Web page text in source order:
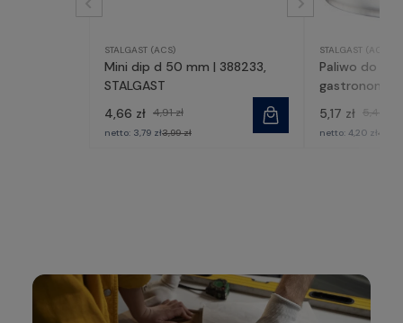
STALGAST (ACS)
Mini dip d 50 mm | 388233,
STALGAST
4,66 zł 4,91 zł
netto: 3,79 zł3,99 zł
STALGAST (ACS)
Paliwo do
5,17 zł 5,44 zł
netto: 4,20 zł4,42